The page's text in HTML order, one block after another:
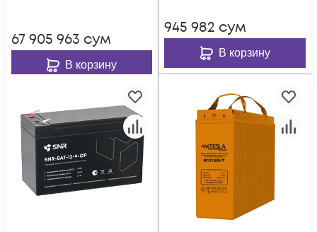
67 905 963 сум
В корзину
945 982 сум
В корзину